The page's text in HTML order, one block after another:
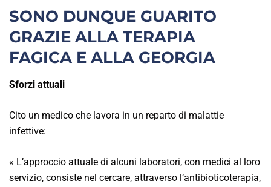
SONO DUNQUE GUARITO
GRAZIE ALLA TERAPIA
FAGICA E ALLA GEORGIA
Sforzi attuali
Cito un medico che lavora in un reparto di malattie
infettive:
« L’approccio attuale di alcuni laboratori, con medici al loro
servizio, consiste nel cercare, attraverso l’antibioticoterapia,